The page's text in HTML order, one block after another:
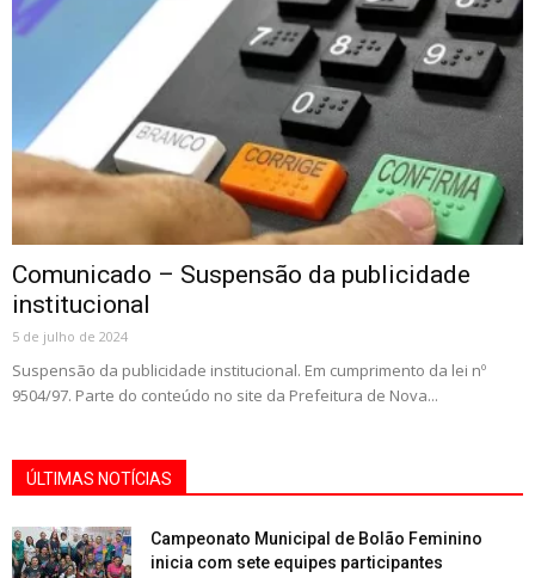
Comunicado – Suspensão da publicidade
institucional
5 de julho de 2024
Suspensão da publicidade institucional. Em cumprimento da lei nº
9504/97. Parte do conteúdo no site da Prefeitura de Nova...
ÚLTIMAS NOTÍCIAS
Campeonato Municipal de Bolão Feminino
inicia com sete equipes participantes